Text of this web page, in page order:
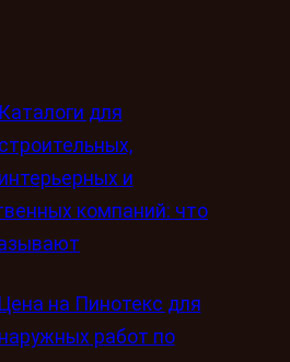
Каталоги для
строительных,
интерьерных и
компаний: что
Цена на Пинотекс для
наружных работ по